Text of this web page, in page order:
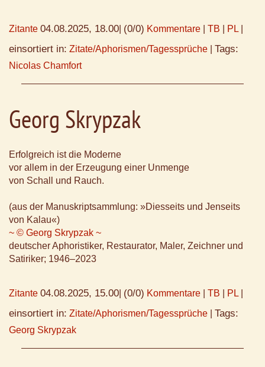
Zitante 04.08.2025, 18.00 (0/0) Kommentare TB PL
einsortiert in: Zitate/Aphorismen/Tagessprüche Tags:
Nicolas Chamfort
Georg Skrypzak
Erfolgreich ist die Moderne
vor allem in der Erzeugung einer Unmenge
von Schall und Rauch.
(aus der Manuskriptsammlung: »Diesseits und Jenseits
von Kalau«)
~ © Georg Skrypzak ~
deutscher Aphoristiker, Restaurator, Maler, Zeichner und
Satiriker; 1946–2023
Zitante 04.08.2025, 15.00 (0/0) Kommentare TB PL
einsortiert in: Zitate/Aphorismen/Tagessprüche Tags:
Georg Skrypzak